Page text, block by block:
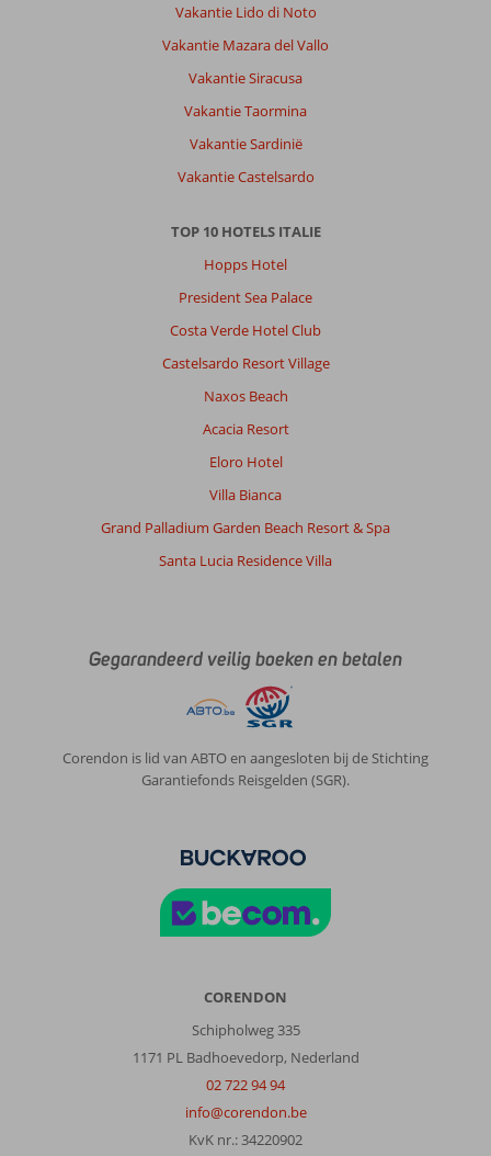
Vakantie Lido di Noto
Vakantie Mazara del Vallo
Vakantie Siracusa
Vakantie Taormina
Vakantie Sardinië
Vakantie Castelsardo
TOP 10 HOTELS ITALIE
Hopps Hotel
President Sea Palace
Costa Verde Hotel Club
Castelsardo Resort Village
Naxos Beach
Acacia Resort
Eloro Hotel
Villa Bianca
Grand Palladium Garden Beach Resort & Spa
Santa Lucia Residence Villa
Gegarandeerd veilig boeken en betalen
Corendon is lid van ABTO en aangesloten bij de Stichting
Garantiefonds Reisgelden (SGR).
CORENDON
Schipholweg 335
1171 PL Badhoevedorp, Nederland
02 722 94 94
info@corendon.be
KvK nr.: 34220902